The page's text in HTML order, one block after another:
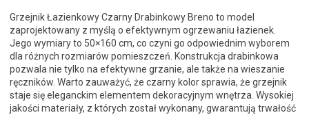
Grzejnik Łazienkowy Czarny Drabinkowy Breno to model
zaprojektowany z myślą o efektywnym ogrzewaniu łazienek.
Jego wymiary to 50×160 cm, co czyni go odpowiednim wyborem
dla różnych rozmiarów pomieszczeń. Konstrukcja drabinkowa
pozwala nie tylko na efektywne grzanie, ale także na wieszanie
ręczników. Warto zauważyć, że czarny kolor sprawia, że grzejnik
staje się eleganckim elementem dekoracyjnym wnętrza. Wysokiej
jakości materiały, z których został wykonany, gwarantują trwałość